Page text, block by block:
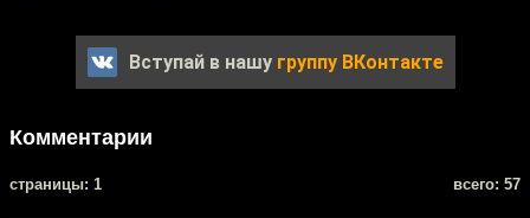
Вступай в нашу группу ВКонтакте
Комментарии
cтраницы: 1 всего: 57